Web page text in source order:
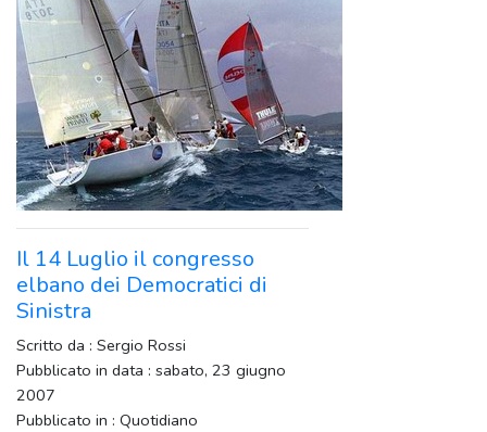
Il 14 Luglio il congresso
elbano dei Democratici di
Sinistra
Scritto da : Sergio Rossi
Pubblicato in data : sabato, 23 giugno
2007
Pubblicato in : Quotidiano